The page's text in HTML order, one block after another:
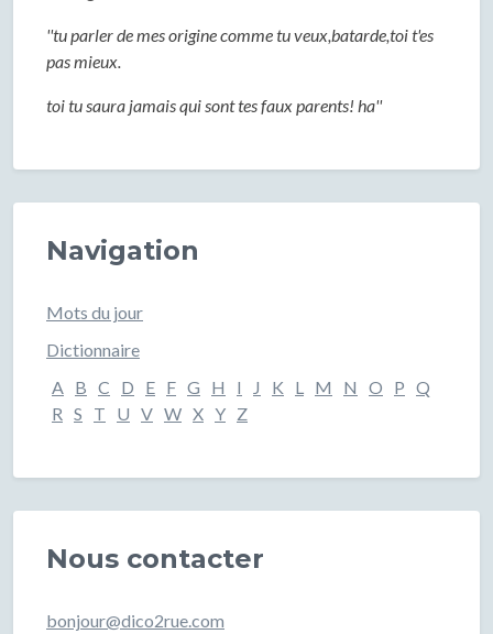
''tu parler de mes origine comme tu veux,batarde,toi t'es
pas mieux.
toi tu saura jamais qui sont tes faux parents! ha''
Navigation
Mots du jour
Dictionnaire
A B C D E F G H I J K L M N O P Q
R S T U V W X Y Z
Nous contacter
bonjour@dico2rue.com